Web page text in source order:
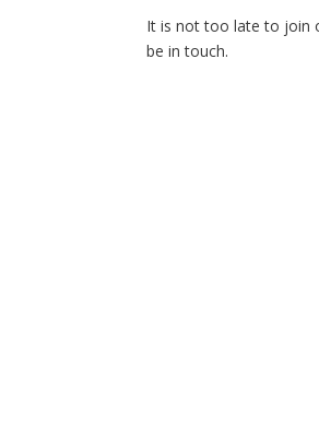
It is not too late to join
be in touch.